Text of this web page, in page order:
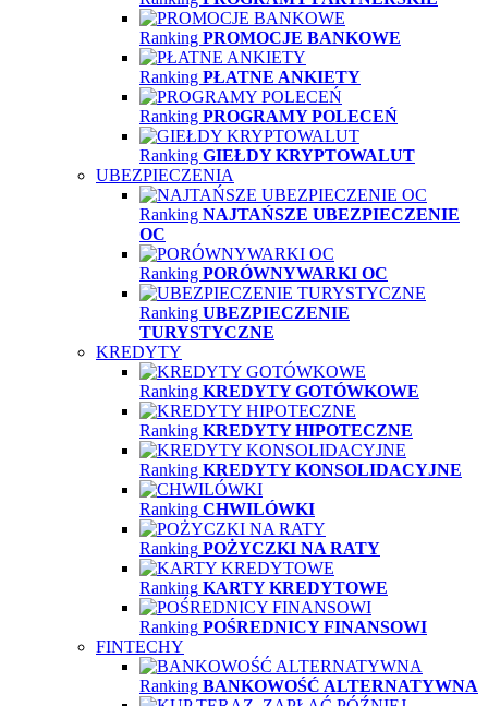
Ranking PROMOCJE BANKOWE
Ranking PŁATNE ANKIETY
Ranking PROGRAMY POLECEŃ
Ranking GIEŁDY KRYPTOWALUT
UBEZPIECZENIA
Ranking NAJTAŃSZE UBEZPIECZENIE
OC
Ranking PORÓWNYWARKI OC
Ranking UBEZPIECZENIE
TURYSTYCZNE
KREDYTY
Ranking KREDYTY GOTÓWKOWE
Ranking KREDYTY HIPOTECZNE
Ranking KREDYTY KONSOLIDACYJNE
Ranking CHWILÓWKI
Ranking POŻYCZKI NA RATY
Ranking KARTY KREDYTOWE
Ranking POŚREDNICY FINANSOWI
FINTECHY
Ranking BANKOWOŚĆ ALTERNATYWNA